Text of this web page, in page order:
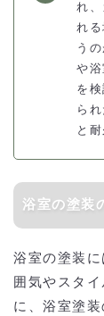
れ
れ
う
や
を
ら
と
浴室の塗
浴室の塗装
囲気やスタ
に、浴室塗